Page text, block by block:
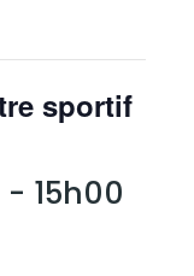
sportif
- 15h00